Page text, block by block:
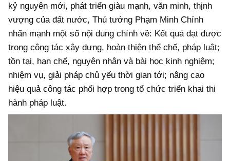
kỷ nguyên mới, phát triển giàu mạnh, văn minh, thịnh
vượng của đất nước, Thủ tướng Phạm Minh Chính
nhấn mạnh một số nội dung chính về: Kết quả đạt được
trong công tác xây dựng, hoàn thiện thể chế, pháp luật;
tồn tại, hạn chế, nguyên nhân và bài học kinh nghiệm;
nhiệm vụ, giải pháp chủ yếu thời gian tới; nâng cao
hiệu quả công tác phối hợp trong tổ chức triển khai thi
hành pháp luật.